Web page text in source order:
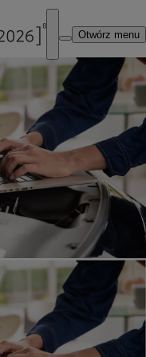
Otwórz menu